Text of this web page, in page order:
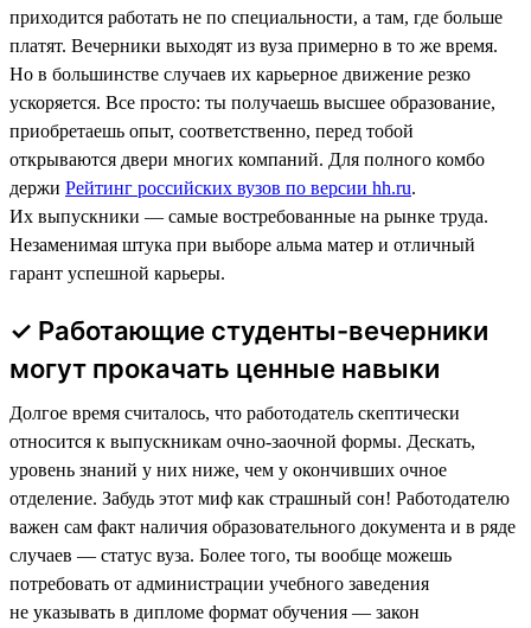
приходится работать не по специальности, а там, где больше
платят. Вечерники выходят из вуза примерно в то же время.
Но в большинстве случаев их карьерное движение резко
ускоряется. Все просто: ты получаешь высшее образование,
приобретаешь опыт, соответственно, перед тобой
открываются двери многих компаний. Для полного комбо
держи Рейтинг российских вузов по версии hh.ru.
Их выпускники — самые востребованные на рынке труда.
Незаменимая штука при выборе альма матер и отличный
гарант успешной карьеры.
✓ Работающие студенты-вечерники
могут прокачать ценные навыки
Долгое время считалось, что работодатель скептически
относится к выпускникам очно-заочной формы. Дескать,
уровень знаний у них ниже, чем у окончивших очное
отделение. Забудь этот миф как страшный сон! Работодателю
важен сам факт наличия образовательного документа и в ряде
случаев — статус вуза. Более того, ты вообще можешь
потребовать от администрации учебного заведения
не указывать в дипломе формат обучения — закон